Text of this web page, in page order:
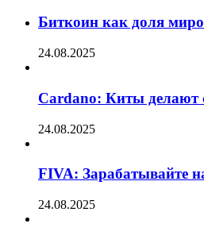
Биткоин как доля
24.08.2025
Cardano: Киты делают
24.08.2025
FIVA: Зарабатывайте
24.08.2025